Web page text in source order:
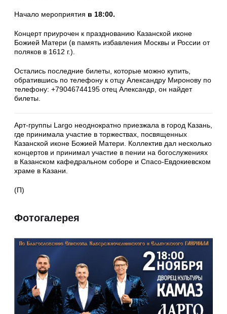
Начало мероприятия в 18:00.
Концерт приурочен к празднованию Казанской иконе
Божией Матери (в память избавления Москвы и России от
поляков в 1612 г.).
Остались последние билеты, которые можно купить,
обратившись по телефону к отцу Александру Миронову по
телефону: +79046744195 отец Александр, он найдет
билеты.
Арт-группы Largo неоднократно приезжала в город Казань,
где принимала участие в торжествах, посвященных
Казанской иконе Божией Матери. Коллектив дал несколько
концертов и принимал участие в пении на богослужениях
в Казанском кафедральном соборе и Спасо-Евдокиевском
храме в Казани.
(П)
Фотогалерея